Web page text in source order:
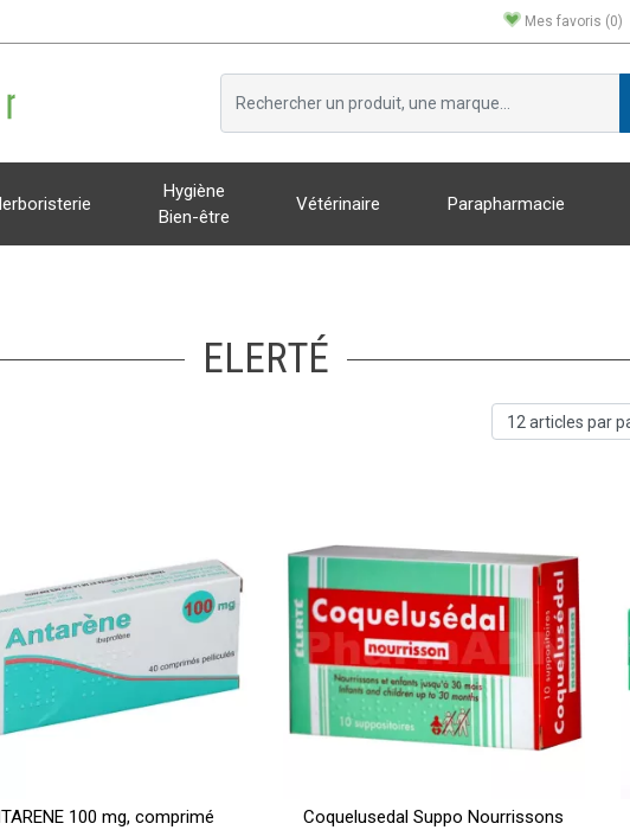
Mes favoris (0)
Hygiène
Bien-être
Vétérinaire Parapharmacie
ELERTÉ
100 mg, comprimé
Coquelusedal Suppo Nourrissons